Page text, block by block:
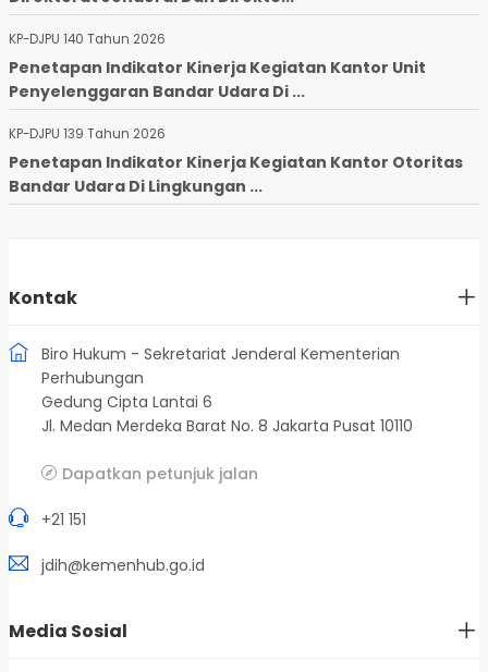
KP-DJPU 140 Tahun 2026
Penetapan Indikator Kinerja Kegiatan Kantor Unit
Penyelenggaran Bandar Udara Di ...
KP-DJPU 139 Tahun 2026
Penetapan Indikator Kinerja Kegiatan Kantor Otoritas
Bandar Udara Di Lingkungan ...
Kontak
Biro Hukum - Sekretariat Jenderal Kementerian
Perhubungan
Gedung Cipta Lantai 6
Jl. Medan Merdeka Barat No. 8 Jakarta Pusat 10110
Dapatkan petunjuk jalan
+21 151
jdih@kemenhub.go.id
Media Sosial